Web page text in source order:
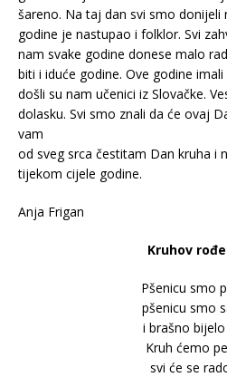
šareno. Na taj dan svi smo donijeli
godine je nastupao i folklor. Svi
nam svake godine donese malo
biti i iduće godine. Ove godine
došli su nam učenici iz Slovačke.
dolasku. Svi smo znali da će ovaj
vam
od sveg srca čestitam Dan kruha i
tijekom cijele godine.
Anja Frigan
Kruhov
Pšenicu smo
pšenicu smo
i brašno
Kruh ćemo
svi će se